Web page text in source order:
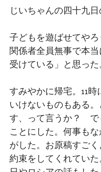
じいちゃんの四十九
子どもを遊ばせてや
関係者全員無事で本
受けている」と思った
すみやかに帰宅。11
いけないものもある
す、って言うか？　
ことにした。何事も
がした。お原稿すご
約束をしてくれてい